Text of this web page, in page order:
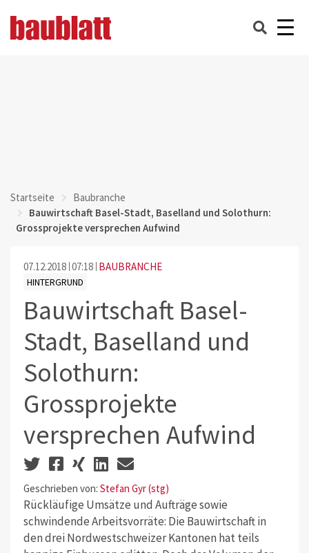
Startseite
Baubranche
Bauwirtschaft Basel-Stadt, Baselland und Solothurn:
Grossprojekte versprechen Aufwind
07.12.2018 07:18 BAUBRANCHE
HINTERGRUND
Bauwirtschaft Basel-
Stadt, Baselland und
Solothurn:
Grossprojekte
versprechen Aufwind
Geschrieben von: Stefan Gyr (stg)
Rückläufige Umsätze und Aufträge sowie
schwindende Arbeitsvorräte: Die Bauwirtschaft in
den drei Nordwestschweizer Kantonen hat teils